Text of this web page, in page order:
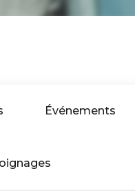
Événements